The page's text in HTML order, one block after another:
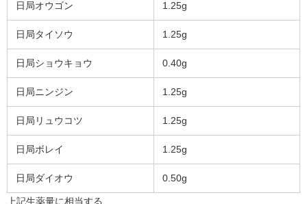
日局オウゴン 1.25g
日局タイソウ 1.25g
日局ショウキョウ 0.40g
日局ニンジン 1.25g
日局リュウコツ 1.25g
日局ボレイ 1.25g
日局ダイオウ 0.50g
上記生薬量に相当する